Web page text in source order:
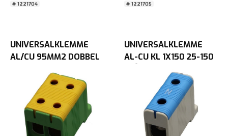
# 1221704 # 1221705
UNIVERSALKLEMME
AL/CU 95MM2 DOBBEL
UNIVERSALKLEMME
AL-CU KL 1X150 25-150